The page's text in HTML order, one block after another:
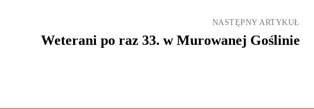
NASTĘPNY ARTYKUŁ
Weterani po raz 33. w Murowanej Goślinie